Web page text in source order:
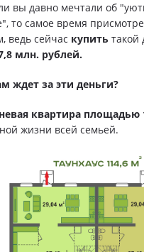
вы давно мечтали об
то самое время
ведь сейчас купить такой
млн. рублей.
ждет за эти деньги?
квартира площадью
жизни всей семьей.